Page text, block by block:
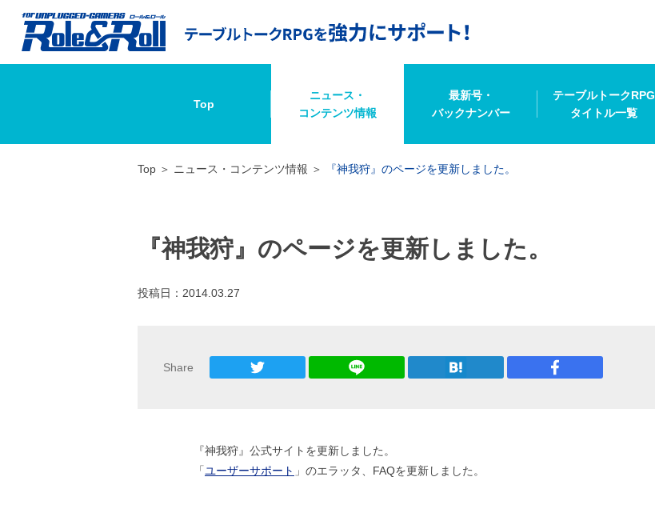
Top
ニュース・
コンテンツ情報
最新号・
バックナンバー
テーブルトークRPG
タイトル一覧
Top ニュース・コンテンツ情報 『神我狩』のページを更新しました。
『神我狩』のページを更新しました。
投稿日： 2014.03.27
Share
『神我狩』公式サイトを更新しました。
「ユーザーサポート 」のエラッタ、FAQを更新しました。